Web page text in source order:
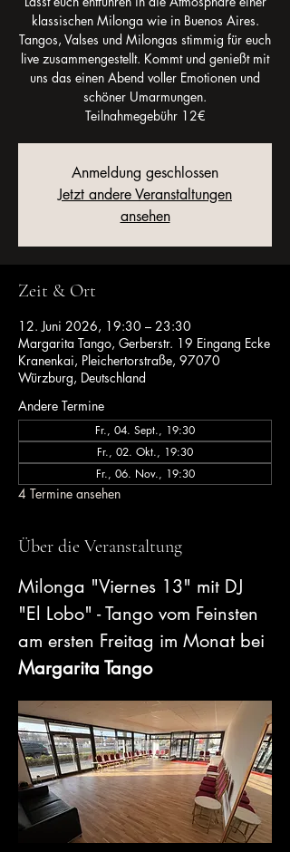
klassischen Milonga wie in Buenos Aires.
Tangos, Valses und Milongas stimmig für euch
live zusammengestellt. Kommt und genießt mit
uns das einen Abend voller Emotionen und
schöner Umarmungen.
Teilnahmegebühr 12€
Anmeldung geschlossen
Jetzt andere Veranstaltungen
ansehen
Zeit & Ort
12. Juni 2026, 19:30 – 23:30
Margarita Tango, Gerberstr. 19 Eingang Ecke
Kranenkai, Pleichertorstraße, 97070
Würzburg, Deutschland
Andere Termine
Fr., 04. Sept., 19:30
Fr., 02. Okt., 19:30
Fr., 06. Nov., 19:30
4 Termine ansehen
Über die Veranstaltung
Milonga "Viernes 13" mit DJ
"El Lobo" - Tango vom Feinsten
am ersten Freitag im Monat bei
Margarita Tango